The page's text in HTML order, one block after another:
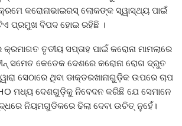
କରୋନାଭାଇରସ୍ ଲୋକଙ୍କ ସ୍ୱାସ୍ଥ୍ୟ ପାଇଁ
ପ୍ରମୁଖ ବିପଦ ହୋଇ ରହିଛି ।
ତୃତୀୟ ସପ୍ତାହ ପାଇଁ କରୋନା ମାମଲାରେ
ସମେତ କେତେକ ଦେଶରେ କରୋନା ରୋଗ ଦ୍ରୁତ
ସେଠାରେ ଥିବା ଡାକ୍ତରଖାନାଗୁଡ଼ିକ ଉପରେ ଚାପ
ମଧ୍ୟ ଦେଶଗୁଡ଼ିକୁ ନିବେଦନ କରିଛି ଯେ ସେମାନେ
ନିୟମଗୁଡିକରେ ଢିଲା ଦେବା ଉଚିତ୍ ନୁହେଁ।